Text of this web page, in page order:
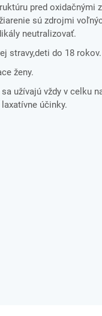
pred oxidačnými
sú zdrojmi
neutralizovať.
stravy,deti do 18 rokov.
ženy.
užívajú vždy v celku
účinky.